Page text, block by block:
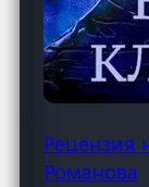
Рецензия
Романова